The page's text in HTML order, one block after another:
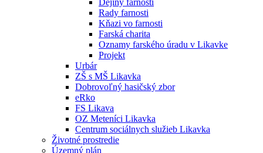
Dejiny farnosti
Rady farnosti
Kňazi vo farnosti
Farská charita
Oznamy farského úradu v Likavke
Projekt
Urbár
ZŠ s MŠ Likavka
Dobrovoľný hasičský zbor
eRko
FS Likava
OZ Meteníci Likavka
Centrum sociálnych služieb Likavka
Životné prostredie
Územný plán